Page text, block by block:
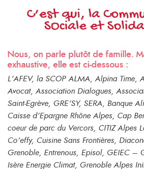
Nous, on parle plutôt de famille.
exhaustive, elle est ci-dessous :
L’AFEV, la SCOP ALMA, Alpina Time,
Avocat, Association Dialogues,
Saint-Egrève, GRE’SY, SERA, Banque
Caisse d’Epargne Rhône Alpes, Cap
coeur de parc du Vercors, CITIZ Alpes
Co’effy, Cuisine Sans Frontières,
Grenoble, Entrenous, Episol, GEIEC –
Isère Energie Climat, Grenoble Alpes